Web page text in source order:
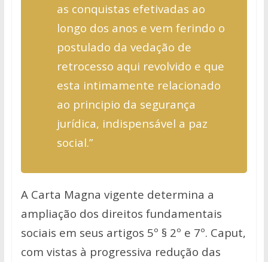
as conquistas efetivadas ao
longo dos anos e vem ferindo o
postulado da vedação de
retrocesso aqui revolvido e que
esta intimamente relacionado
ao principio da segurança
jurídica, indispensável a paz
social.”
A Carta Magna vigente determina a
ampliação dos direitos fundamentais
sociais em seus artigos 5º § 2º e 7º. Caput,
com vistas à progressiva redução das